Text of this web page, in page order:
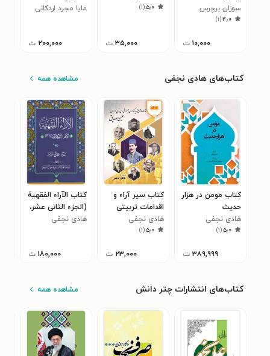
سوزان برچرس
۴٫۰(۱)
۱۰,۰۰۰ ت
۵٫۰(۱)
۳۵,۰۰۰ ت
مایا مجرد اردکانی
۲۰۰,۰۰۰ ت
کتاب‌های هادی نجفی مشاهده همه
کتاب مومن در هزار
حدیث
هادی نجفی
۵٫۰(۱)
۳۸۹,۹۹۹ ت
کتاب سیر آراء و
اقدامات تربیتی
پایه گذاران آموزش
های نوین در ایران؛
هادی نجفی
۵٫۰(۱)
۲۳,۰۰۰ ت
کتاب الآراء الفقهیة
(الجزء الثانی عشر،
قسم الخیارات ۳)
هادی نجفی
۱۸۰,۰۰۰ ت
کتاب‌های انتشارات چتر دانش مشاهده همه